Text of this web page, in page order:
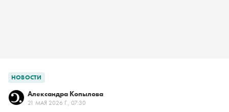
НОВОСТИ
Александра Копылова
21 МАЯ 2026 Г., 07:30